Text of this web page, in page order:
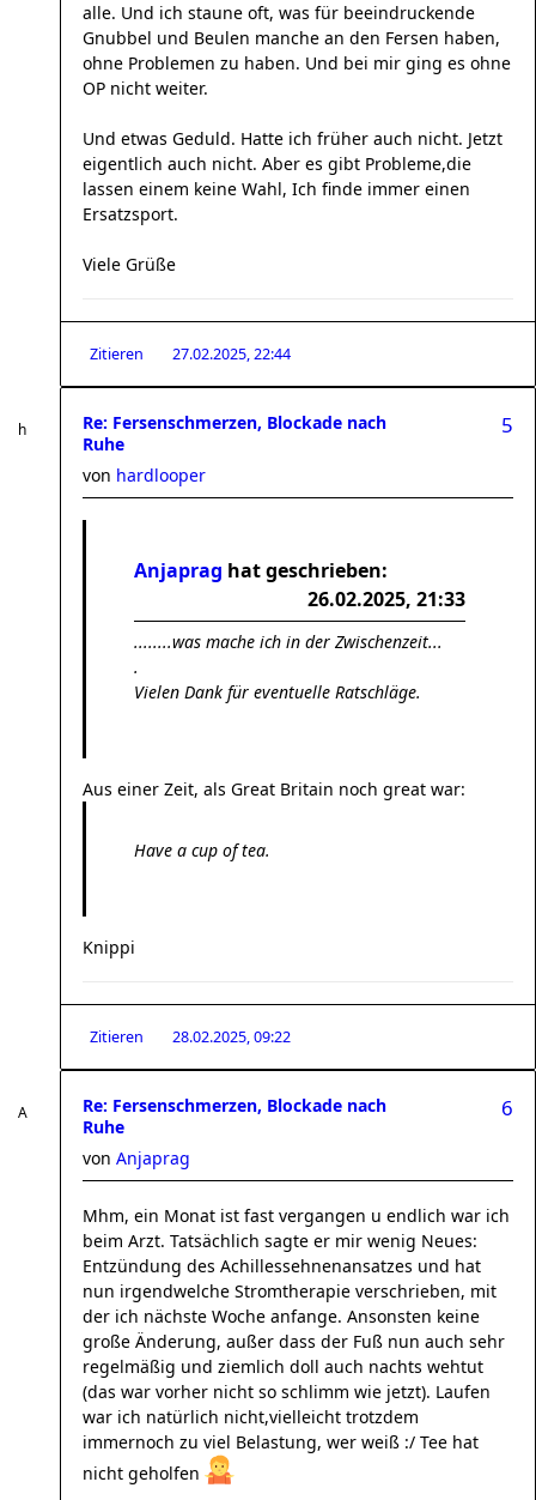
alle. Und ich staune oft, was für beeindruckende
Gnubbel und Beulen manche an den Fersen haben,
ohne Problemen zu haben. Und bei mir ging es ohne
OP nicht weiter.
Und etwas Geduld. Hatte ich früher auch nicht. Jetzt
eigentlich auch nicht. Aber es gibt Probleme,die
lassen einem keine Wahl, Ich finde immer einen
Ersatzsport.
Viele Grüße
Zitieren 27.02.2025, 22:44
Re: Fersenschmerzen, Blockade nach
Ruhe
5
von hardlooper
Anjaprag hat geschrieben:
26.02.2025, 21:33
........was mache ich in der Zwischenzeit...
.
Vielen Dank für eventuelle Ratschläge.
Aus einer Zeit, als Great Britain noch great war:
Have a cup of tea.
Knippi
Zitieren 28.02.2025, 09:22
Re: Fersenschmerzen, Blockade nach
Ruhe
6
von Anjaprag
Mhm, ein Monat ist fast vergangen u endlich war ich
beim Arzt. Tatsächlich sagte er mir wenig Neues:
Entzündung des Achillessehnenansatzes und hat
nun irgendwelche Stromtherapie verschrieben, mit
der ich nächste Woche anfange. Ansonsten keine
große Änderung, außer dass der Fuß nun auch sehr
regelmäßig und ziemlich doll auch nachts wehtut
(das war vorher nicht so schlimm wie jetzt). Laufen
war ich natürlich nicht,vielleicht trotzdem
immernoch zu viel Belastung, wer weiß :/ Tee hat
nicht geholfen